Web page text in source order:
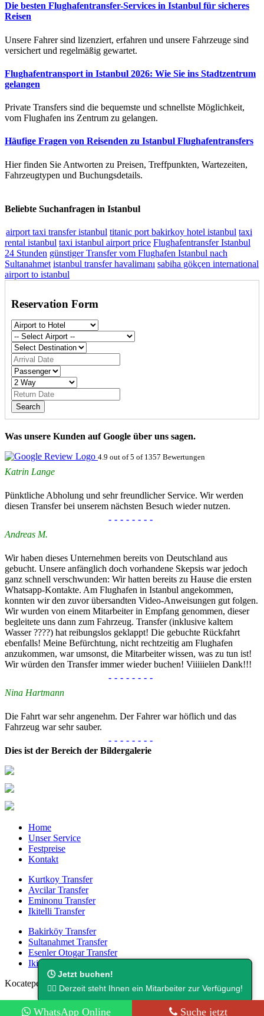
Die besten Flughafentransfer-Services in Istanbul für sicheres
Reisen
Unsere Fahrer sind lizenziert, erfahren und unsere Fahrzeuge sind
versichert und regelmäßig gewartet.
Flughafentransport in Istanbul 2026: Wie Sie ins Stadtzentrum
gelangen
Private Transfers sind die bequemste und schnellste Möglichkeit,
vom Flughafen ins Zentrum zu gelangen.
Häufige Fragen von Reisenden zu Istanbul Flughafentransfers
Hier finden Sie Antworten zu Preisen, Treffpunkten, Wartezeiten,
Fahrzeugtypen und Buchungsdetails.
Beliebte Suchanfragen in Istanbul
airport taxi transfer istanbul titanic port bakirkoy hotel istanbul taxi
rental istanbul taxi istanbul airport price Flughafentransfer Istanbul
24 Stunden günstiger Transfer vom Flughafen Istanbul nach
Sultanahmet istanbul transfer havalimanı sabiha gökçen international
airport to istanbul
Reservation Form
Was unsere Kunden auf Google über uns sagen.
4.9 out of 5 of 1357 Bewertungen
Katrin Lange
Pünktliche Abholung und sehr freundlicher Service. Wir werden
diesen Transfer bei unserem nächsten Besuch wieder nutzen.
--------
Andreas M.
Wir haben dieses Unternehmen bereits von Deutschland aus
gebucht. Unsere anfänglich doch vorhandene Skepsis war jedoch
ganz schnell verschwunden: Wir hatten bereits zu Hause die ersten
Whatsapp-Kontakte. Am Flughafen in Istanbul angekommen,
konnten wir den zuvor übersandten Video-Anweisungen gut folgen.
Wir wurden von einem Mitarbeiter in Empfang genommen, dieser
begleitete uns dann zum Fahrzeug. Transfer (inklusive kaltem
Wasser ????) hat reibungslos geklappt! Die gebuchte Rückfahrt
ebenfalls! Meine Befürchtung, nicht rechtzeitig am Flughafen
anzukommen, war umsonst, die Mitarbeiter wissen, was zu tun ist!
Wir würden den Transfer immer wieder buchen! Viiiiielen Dank!!!
--------
Nina Hartmann
Die Fahrt war sehr angenehm. Der Fahrer war höflich und das
Fahrzeug war sehr sauber.
--------
Dies ist der Bereich der Bildergalerie
🕓 Jetzt buchen!
👨‍⚖️ Derzeit steht Ihnen ein Mitarbeiter zur Verfügung!
WhatsApp Online Suche jetzt
Home
Unser Service
Festpreise
Kontakt
Kurtkoy Transfer
Avcilar Transfer
Eminonu Transfer
Ikitelli Transfer
Bakirköy Transfer
Sultanahmet Transfer
Esenler Otogar Transfer
Ikitelli Transfer
Kocatepe Mah. Cambazoğlu Sok. No:16.
info@flughafentransferistanbul.de